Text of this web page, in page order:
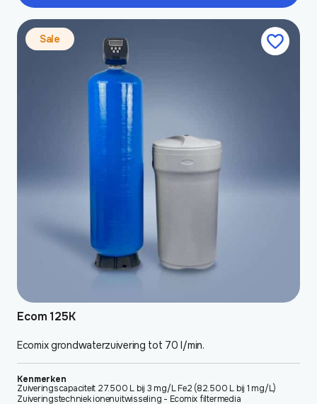
Ecom 125K
Ecomix grondwaterzuivering tot 70 l/min.
Kenmerken
Zuiveringscapaciteit 27.500 L bij 3 mg/L Fe2 (82.500 L bij 1 mg/L)
Zuiveringstechniek ionenuitwisseling - Ecomix filtermedia